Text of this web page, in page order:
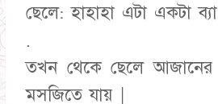
ছেলে: হাহাহা এটা একটা
.
তখন থেকে ছেলে
মসজিতে যায় |